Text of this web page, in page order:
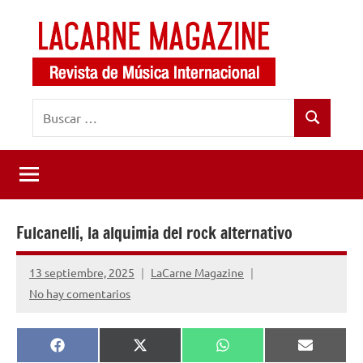
contenido
LaCarne
Magazine
de
música
internacional
Buscar
Fulcanelli, la alquimia del rock alternativo
13 septiembre, 2025
LaCarne Magazine
No hay comentarios
Compartir
Facebook
Compartir
X
Compartir
WhatsApp Email